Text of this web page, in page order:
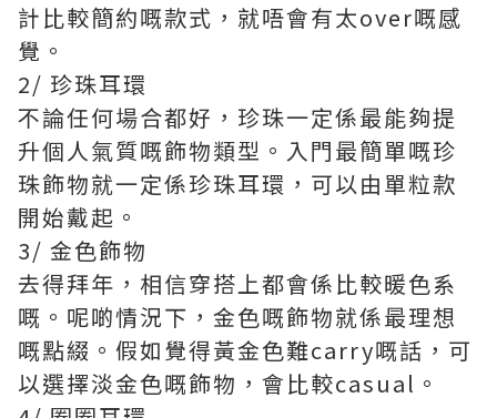
計比較簡約嘅款式，就唔會有太over嘅感
覺。
2/ 珍珠耳環
不論任何場合都好，珍珠一定係最能夠提
升個人氣質嘅飾物類型。入門最簡單嘅珍
珠飾物就一定係珍珠耳環，可以由單粒款
開始戴起。
3/ 金色飾物
去得拜年，相信穿搭上都會係比較暖色系
嘅。呢啲情況下，金色嘅飾物就係最理想
嘅點綴。假如覺得黃金色難carry嘅話，可
以選擇淡金色嘅飾物，會比較casual。